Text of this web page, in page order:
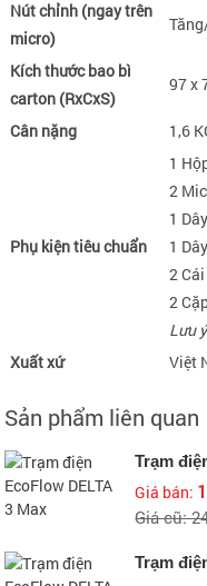
Nút chỉnh (ngay trên
micro)
Kích thước bao bì
carton (RxCxS)
97 x
Cân nặng 1,6
Phụ kiện tiêu chuẩn
1
2
1
1
2
2
Lưu
Xuất xứ
Việt
Sản phẩm liên quan
Trạm
Giá bán:
Giá cũ:
Trạm